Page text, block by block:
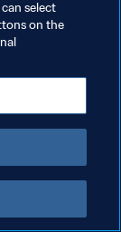
select
on the